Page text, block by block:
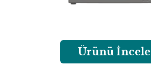
Ürünü İncele